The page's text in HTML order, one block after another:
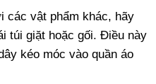
các vật phẩm khác, hãy
túi giặt hoặc gối. Điều này
kéo móc vào quần áo